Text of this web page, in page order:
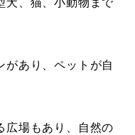
犬、猫、小動物まで
があり、ペットが自
広場もあり、自然の